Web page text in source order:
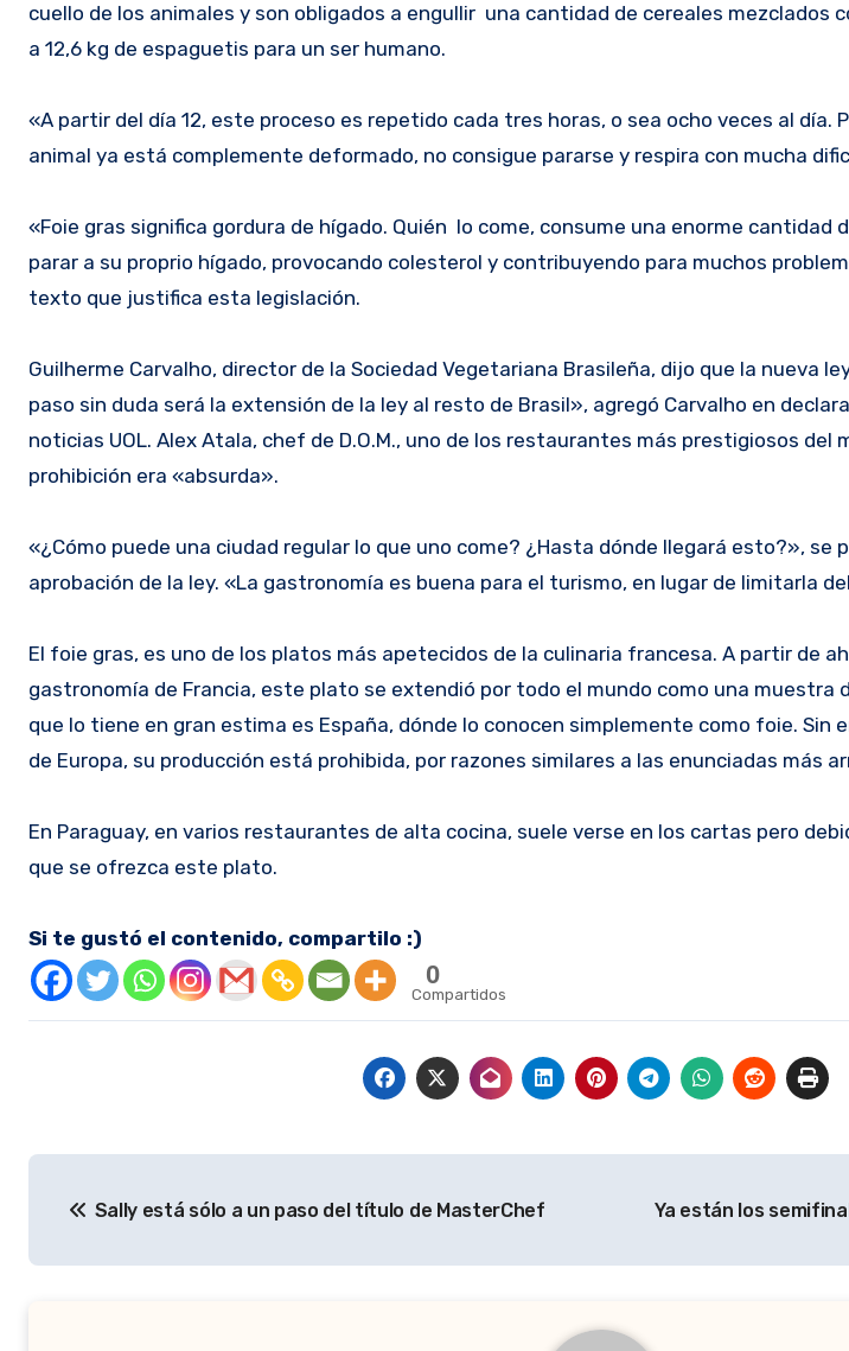
cuello de los animales y son obligados a engullir una cantidad de cereales mezclados
a 12,6 kg de espaguetis para un ser humano.
«A partir del día 12, este proceso es repetido cada tres horas, o sea ocho veces al día.
animal ya está complemente deformado, no consigue pararse y respira con mucha
«Foie gras significa gordura de hígado. Quién lo come, consume una enorme cantidad
parar a su proprio hígado, provocando colesterol y contribuyendo para muchos
texto que justifica esta legislación.
Guilherme Carvalho, director de la Sociedad Vegetariana Brasileña, dijo que la nueva
paso sin duda será la extensión de la ley al resto de Brasil», agregó Carvalho en
noticias UOL. Alex Atala, chef de D.O.M., uno de los restaurantes más prestigiosos del
prohibición era «absurda».
«¿Cómo puede una ciudad regular lo que uno come? ¿Hasta dónde llegará esto?», se
aprobación de la ley. «La gastronomía es buena para el turismo, en lugar de limitarla
El foie gras, es uno de los platos más apetecidos de la culinaria francesa. A partir de
gastronomía de Francia, este plato se extendió por todo el mundo como una muestra
que lo tiene en gran estima es España, dónde lo conocen simplemente como foie. Sin
de Europa, su producción está prohibida, por razones similares a las enunciadas más
En Paraguay, en varios restaurantes de alta cocina, suele verse en los cartas pero
que se ofrezca este plato.
Si te gustó el contenido, compartilo :)
0
Compartidos
entradas
Sally está sólo a un paso del título de MasterChef Ya están los